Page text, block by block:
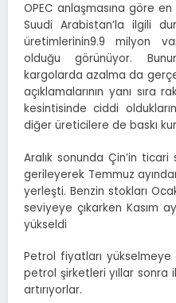
OPEC anlaşmasına göre
Suudi Arabistan’la ilgili
üretimlerinin9.9 milyon
olduğu görünüyor.
kargolarda azalma da
açıklamalarının yanı sıra
kesintisinde ciddi
diğer üreticilere de baskı
Aralık sonunda Çin’in
gerileyerek Temmuz
yerleşti. Benzin stokları
seviyeye çıkarken Kasım
yükseldi
Petrol fiyatları
petrol şirketleri yıllar sonra
artırıyorlar.